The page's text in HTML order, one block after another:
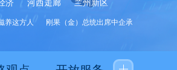
济 河西走廊 兰州新区
方人 刚果（金）总统出席中企承建水厂启用仪式